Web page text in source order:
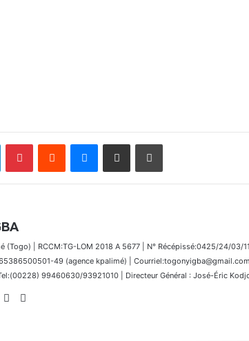
Linkedin PinterestReddit MessengerPartager par email Imprimer
(Togo) | RCCM:TG-LOM 2018 A 5677 | N° Récépissé:0425/24/03/
49 (agence kpalimé) |
99460630/93921010 | Directeur Général : José-Éric
LinkedinInstagram